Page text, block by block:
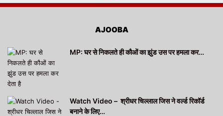
AJOOBA
MP: घर से निकलते ही कौओं का झुंड उस पर हमला कर…
Watch Video – श्रीधर चिल्लाल जिस ने वर्ल्ड रिकॉर्ड
बनाने के लिए…